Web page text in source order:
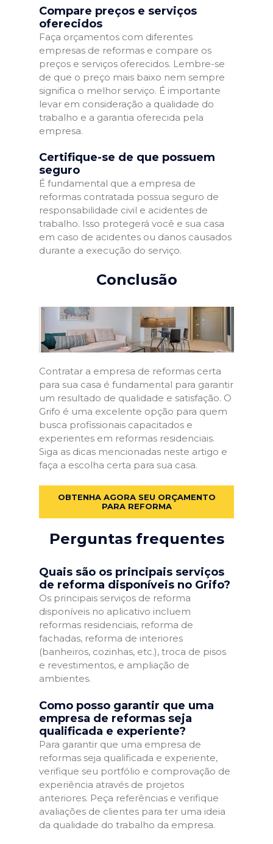
Compare preços e serviços
oferecidos
Faça orçamentos com diferentes
empresas de reformas e compare os
preços e serviços oferecidos. Lembre-se
de que o preço mais baixo nem sempre
significa o melhor serviço. É importante
levar em consideração a qualidade do
trabalho e a garantia oferecida pela
empresa.
Certifique-se de que possuem
seguro
É fundamental que a empresa de
reformas contratada possua seguro de
responsabilidade civil e acidentes de
trabalho. Isso protegerá você e sua casa
em caso de acidentes ou danos causados
durante a execução do serviço.
Conclusão
Contratar a empresa de reformas certa
para sua casa é fundamental para garantir
um resultado de qualidade e satisfação. O
Grifo é uma excelente opção para quem
busca profissionais capacitados e
experientes em reformas residenciais.
Siga as dicas mencionadas neste artigo e
faça a escolha certa para sua casa.
OBTENHA AGORA SEU ORÇAMENTO
PARA REFORMA
Perguntas frequentes
Quais são os principais serviços
de reforma disponíveis no Grifo?
Os principais serviços de reforma
disponíveis no aplicativo incluem
reformas residenciais, reforma de
fachadas, reforma de interiores
(banheiros, cozinhas, etc.), troca de pisos
e revestimentos, e ampliação de
ambientes.
Como posso garantir que uma
empresa de reformas seja
qualificada e experiente?
Para garantir que uma empresa de
reformas seja qualificada e experiente,
verifique seu portfólio e comprovação de
experiência através de projetos
anteriores. Peça referências e verifique
avaliações de clientes para ter uma ideia
da qualidade do trabalho da empresa.